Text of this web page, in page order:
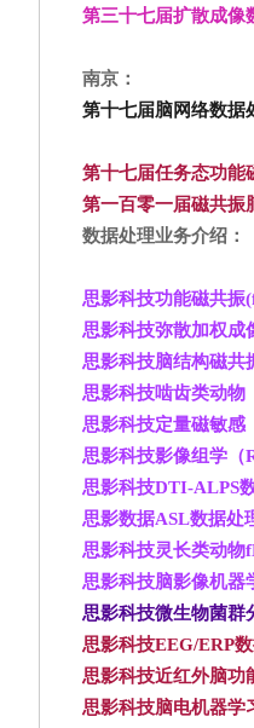
第三十七届扩散成像
南京：
第十七届脑网络数据
第十七届任务态功能
第一百零一届磁共振
数据处理业务介绍：
思影科技功能磁共振
思影科技弥散加权成
思影科技脑结构磁共
思影科技啮齿类动
思影科技定量磁敏感
思影科技影像组学（
思影科技DTI-ALPS
思影数据ASL数据处
思影科技灵长类动物
思影科技脑影像机器
思影科技微生物菌群
思影科技EEG/ERP
思影科技近红外脑
思影科技脑电机器学